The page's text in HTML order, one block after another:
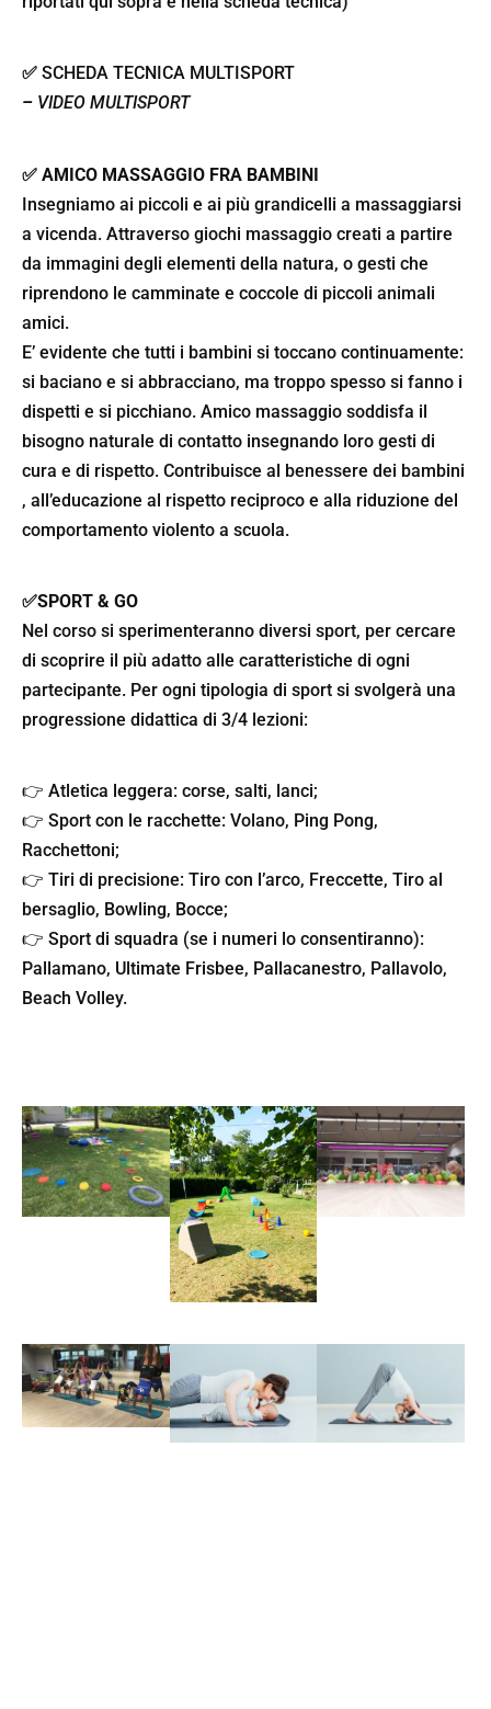
✅ SCHEDA TECNICA MULTISPORT
– VIDEO MULTISPORT
✅ AMICO MASSAGGIO FRA BAMBINI
Insegniamo ai piccoli e ai più grandicelli a massaggiarsi
a vicenda. Attraverso giochi massaggio creati a partire
da immagini degli elementi della natura, o gesti che
riprendono le camminate e coccole di piccoli animali
amici.
E’ evidente che tutti i bambini si toccano continuamente:
si baciano e si abbracciano, ma troppo spesso si fanno i
dispetti e si picchiano. Amico massaggio soddisfa il
bisogno naturale di contatto insegnando loro gesti di
cura e di rispetto. Contribuisce al benessere dei bambini
, all’educazione al rispetto reciproco e alla riduzione del
comportamento violento a scuola.
✅SPORT & GO
Nel corso si sperimenteranno diversi sport, per cercare
di scoprire il più adatto alle caratteristiche di ogni
partecipante. Per ogni tipologia di sport si svolgerà una
progressione didattica di 3/4 lezioni:
👉 Atletica leggera: corse, salti, lanci;
👉 Sport con le racchette: Volano, Ping Pong,
Racchettoni;
👉 Tiri di precisione: Tiro con l’arco, Freccette, Tiro al
bersaglio, Bowling, Bocce;
👉 Sport di squadra (se i numeri lo consentiranno):
Pallamano, Ultimate Frisbee, Pallacanestro, Pallavolo,
Beach Volley.